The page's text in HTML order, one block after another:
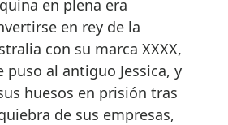
en plena era
en rey de la
con su marca XXXX,
puso al antiguo Jessica, y
huesos en prisión tras
de sus empresas,